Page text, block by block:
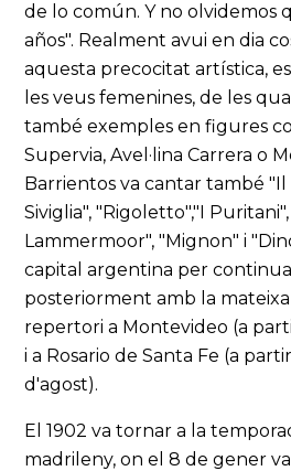
de lo común. Y no olvidemos
años". Realment avui en dia
aquesta precocitat artística,
les veus femenines, de les
també exemples en figures
Supervia, Avel·lina Carrera o
Barrientos va cantar també
Siviglia", "Rigoletto","I
Lammermoor", "Mignon" i
capital argentina per
posteriorment amb la
repertori a Montevideo (a
i a Rosario de Santa Fe (a
d'agost).
El 1902 va tornar a la
madrileny, on el 8 de gener